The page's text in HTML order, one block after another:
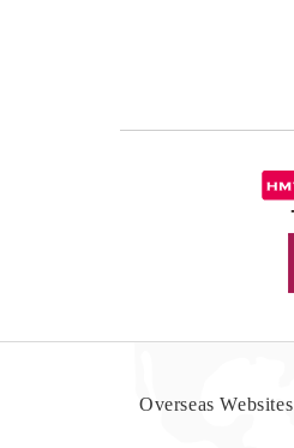
Overseas Websites